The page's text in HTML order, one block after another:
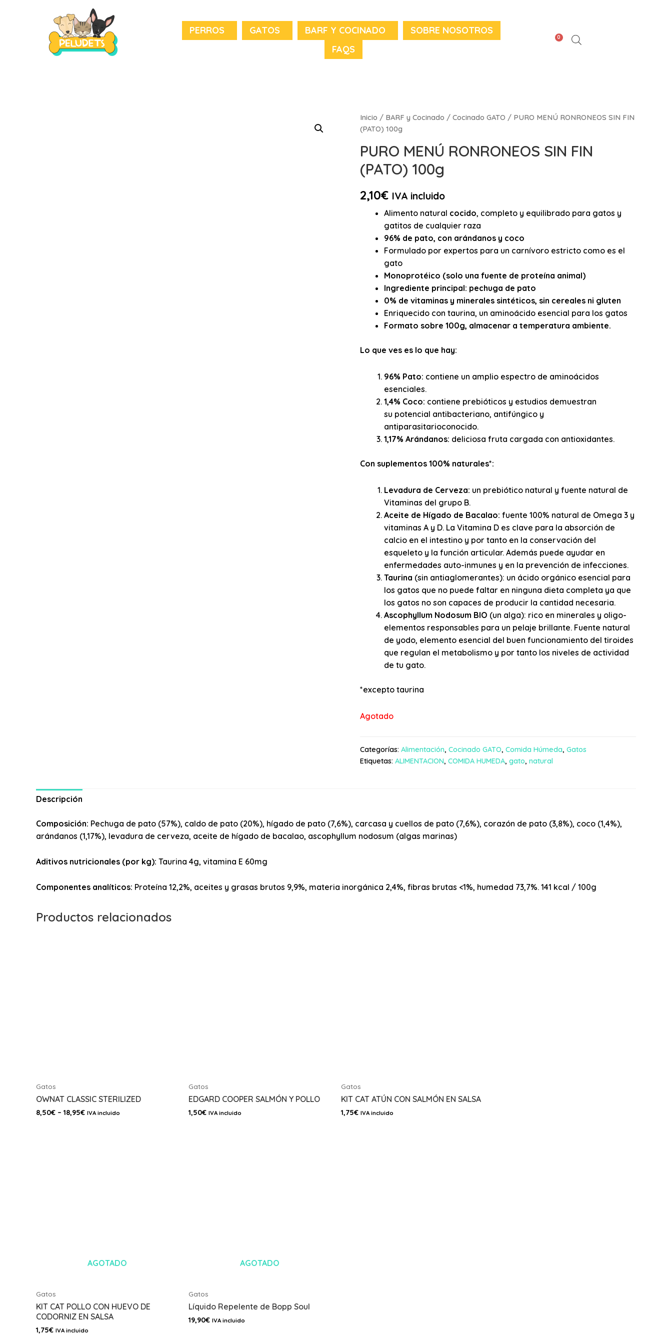
PERROS GATOS BARF Y COCINADO
SOBRE NOSOTROS
FAQS
0
Inicio / BARF y Cocinado / Cocinado GATO / PURO MENÚ RONRONEOS SIN FIN
(PATO) 100g
PURO MENÚ RONRONEOS SIN FIN
(PATO) 100g
2,10€ IVA incluido
Alimento natural cocido, completo y equilibrado para gatos y
gatitos de cualquier raza
96% de pato, con arándanos y coco
Formulado por expertos para un carnívoro estricto como es el
gato
Monoprotéico (solo una fuente de proteína animal)
Ingrediente principal: pechuga de pato
0% de vitaminas y minerales sintéticos, sin cereales ni gluten
Enriquecido con taurina, un aminoácido esencial para los gatos
Formato sobre 100g, almacenar a temperatura ambiente.
Lo que ves es lo que hay:
96% Pato: contiene un amplio espectro de aminoácidos
esenciales.
1,4% Coco: contiene prebióticos y estudios demuestran
su potencial antibacteriano, antifúngico y
antiparasitarioconocido.
1,17% Arándanos: deliciosa fruta cargada con antioxidantes.
Con suplementos 100% naturales*:
Levadura de Cerveza: un prebiótico natural y fuente natural de
Vitaminas del grupo B.
Aceite de Hígado de Bacalao: fuente 100% natural de Omega 3 y
vitaminas A y D. La Vitamina D es clave para la absorción de
calcio en el intestino y por tanto en la conservación del
esqueleto y la función articular. Además puede ayudar en
enfermedades auto-inmunes y en la prevención de infecciones.
Taurina (sin antiaglomerantes): un ácido orgánico esencial para
los gatos que no puede faltar en ninguna dieta completa ya que
los gatos no son capaces de producir la cantidad necesaria.
Ascophyllum Nodosum BIO (un alga): rico en minerales y oligo-
elementos responsables para un pelaje brillante. Fuente natural
de yodo, elemento esencial del buen funcionamiento del tiroides
que regulan el metabolismo y por tanto los niveles de actividad
de tu gato.
*excepto taurina
Agotado
Categorías: Alimentación, Cocinado GATO, Comida Húmeda, Gatos
Etiquetas: ALIMENTACION, COMIDA HUMEDA, gato, natural
Descripción
Composición: Pechuga de pato (57%), caldo de pato (20%), hígado de pato (7,6%), carcasa y cuellos de pato (7,6%), corazón de pato (3,8%), coco (1,4%),
arándanos (1,17%), levadura de cerveza, aceite de hígado de bacalao, ascophyllum nodosum (algas marinas)
Aditivos nutricionales (por kg): Taurina 4g, vitamina E 60mg
Componentes analíticos: Proteína 12,2%, aceites y grasas brutos 9,9%, materia inorgánica 2,4%, fibras brutas <1%, humedad 73,7%. 141 kcal / 100g
Productos relacionados
Gatos
OWNAT CLASSIC STERILIZED
8,50€ –18,95€ IVA incluido
Gatos
EDGARD COOPER SALMÓN Y POLLO
1,50€ IVA incluido
Gatos
KIT CAT ATÚN CON SALMÓN EN SALSA
1,75€ IVA incluido
AGOTADO
Gatos
KIT CAT POLLO CON HUEVO DE
CODORNIZ EN SALSA
1,75€ IVA incluido
AGOTADO
Gatos
Líquido Repelente de Bopp Soul
19,90€ IVA incluido